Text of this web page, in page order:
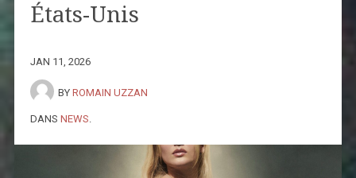
États-Unis
JAN 11, 2026
BY ROMAIN UZZAN
DANS NEWS